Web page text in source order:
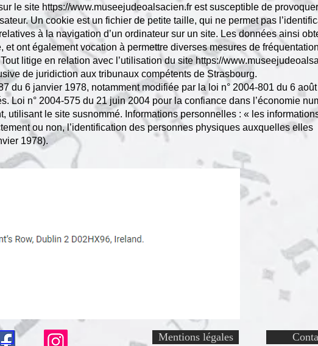
le site https://www.museejudeoalsacien.fr est susceptible de provoquer
Un cookie est un fichier de petite taille, qui ne permet pas
à la navigation d’un ordinateur sur un site. Les données ainsi
ont également vocation à permettre diverses mesures de
litige en relation avec l’utilisation du site https://
de juridiction aux tribunaux compétents de Strasbourg.
du 6 janvier 1978, notamment modifiée par la loi n° 2004-801 du 6
Loi n° 2004-575 du 21 juin 2004 pour la confiance dans l’économie
utilisant le site susnommé. Informations personnelles : « les
ou non, l’identification des personnes physiques auxquelles elles
1978).
Mentions légales